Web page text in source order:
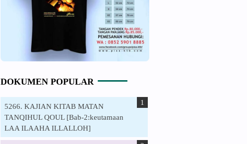
DOKUMEN POPULAR
5266. KAJIAN KITAB MATAN
TANQIHUL QOUL [Bab-2:keutamaan
LAA ILAAHA ILLALLOH]